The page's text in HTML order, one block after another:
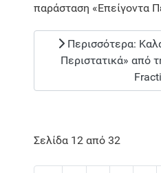
παράσταση «Επείγοντα
Περισσότερα:
Περιστατικά» από
Σελίδα 12 από 32